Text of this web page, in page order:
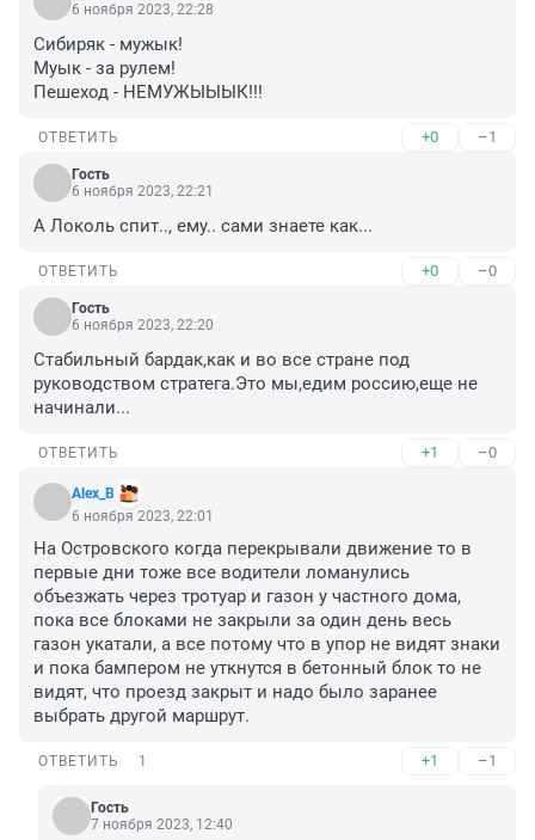
6 ноября 2023, 22:28
Сибиряк - мужык!
Муык - за рулем!
Пешеход - НЕМУЖЫЫЫК!!!
ОТВЕТИТЬ +0 –1
Гость
6 ноября 2023, 22:21
А Локоль спит.., ему.. сами знаете как...
ОТВЕТИТЬ +0 –0
Гость
6 ноября 2023, 22:20
Стабильный бардак,как и во все стране под
руководством стратега.Это мы,едим россию,еще не
начинали...
ОТВЕТИТЬ +1 –0
Alex_B
6 ноября 2023, 22:01
На Островского когда перекрывали движение то в
первые дни тоже все водители ломанулись
объезжать через тротуар и газон у частного дома,
пока все блоками не закрыли за один день весь
газон укатали, а все потому что в упор не видят знаки
и пока бампером не уткнутся в бетонный блок то не
видят, что проезд закрыт и надо было заранее
выбрать другой маршрут.
ОТВЕТИТЬ 1 +1 –1
Гость
7 ноября 2023, 12:40